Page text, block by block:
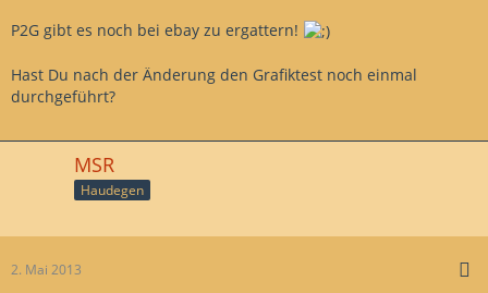
P2G gibt es noch bei ebay zu ergattern!
Hast Du nach der Änderung den Grafiktest noch einmal
durchgeführt?
MSR
Haudegen
2. Mai 2013